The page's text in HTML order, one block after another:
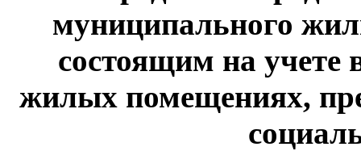
муниципального
состоящим на учете
жилых помещениях,